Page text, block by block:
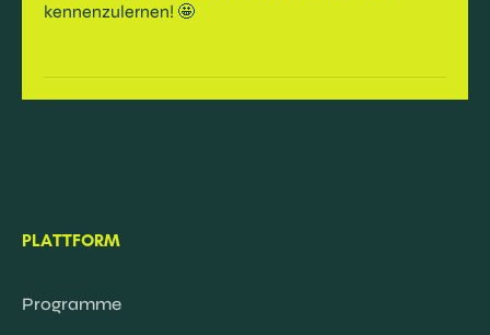
kennenzulernen! 🤩
PLATTFORM
Programme